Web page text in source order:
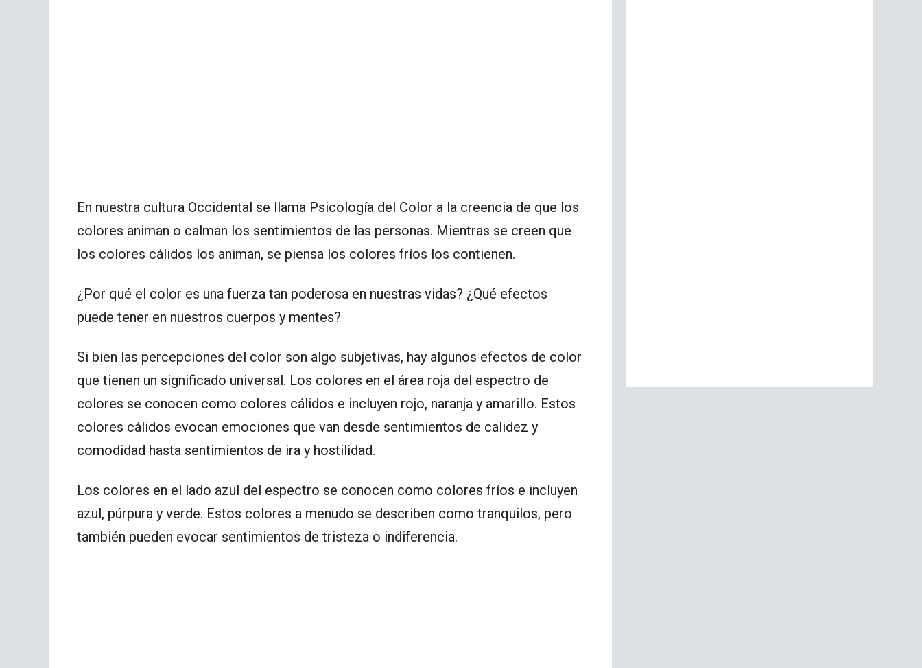
En nuestra cultura Occidental se llama Psicología del Color a la creencia de que los
colores animan o calman los sentimientos de las personas. Mientras se creen que
los colores cálidos los animan, se piensa los colores fríos los contienen.
¿Por qué el color es una fuerza tan poderosa en nuestras vidas? ¿Qué efectos
puede tener en nuestros cuerpos y mentes?
Si bien las percepciones del color son algo subjetivas, hay algunos efectos de color
que tienen un significado universal. Los colores en el área roja del espectro de
colores se conocen como colores cálidos e incluyen rojo, naranja y amarillo. Estos
colores cálidos evocan emociones que van desde sentimientos de calidez y
comodidad hasta sentimientos de ira y hostilidad.
Los colores en el lado azul del espectro se conocen como colores fríos e incluyen
azul, púrpura y verde. Estos colores a menudo se describen como tranquilos, pero
también pueden evocar sentimientos de tristeza o indiferencia.